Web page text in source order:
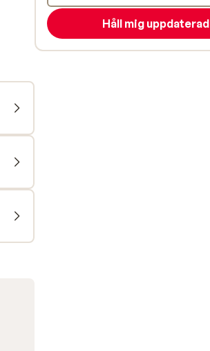
Håll mig uppdaterad